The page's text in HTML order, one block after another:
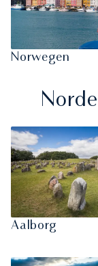
Norwegen
Aalborg